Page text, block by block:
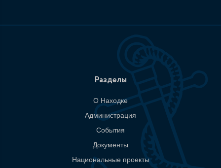
Разделы
О Находке
Администрация
События
Документы
Национальные проекты